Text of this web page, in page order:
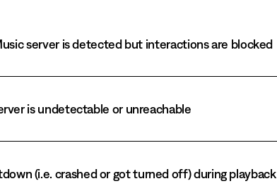
server is detected but interactions are blocked
is undetectable or unreachable
(i.e. crashed or got turned off) during playback